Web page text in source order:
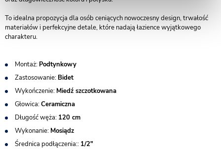
To idealna propozycja dla osób ceniących nowoczesny design, trwałość
materiałów i perfekcyjne detale, które nadają łazience wyjątkowego
charakteru.
Montaż: Podtynkowy
Zastosowanie: Bidet
Wykończenie: Miedź szczotkowana
Głowica:Ceramiczna
Długość węża: 120 cm
Wykonanie: Mosiądz
Średnica podłączenia:: 1/2"